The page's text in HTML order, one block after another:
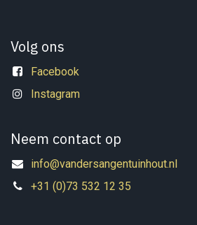
Volg ons
Facebook
Instagram
Neem contact op
info@vandersangentuinhout.nl
+31 (0)73 532 12 35